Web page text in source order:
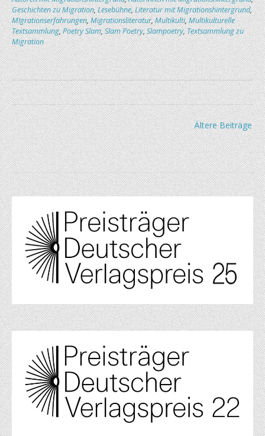
Geschichten zu Migration,Lesebühne,Literatur mit Migrationshintergrund,
MIgrationserfahrungen,Migrationsliteratur,Multikulti,Multikulturelle
Textsammlung,Poetry Slam,Slam Poetry,Slampoetry,Textsammlung zu
Migration
Beitragsnavigation
Ältere Beiträge